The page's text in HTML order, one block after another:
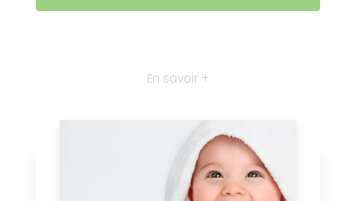
En savoir +